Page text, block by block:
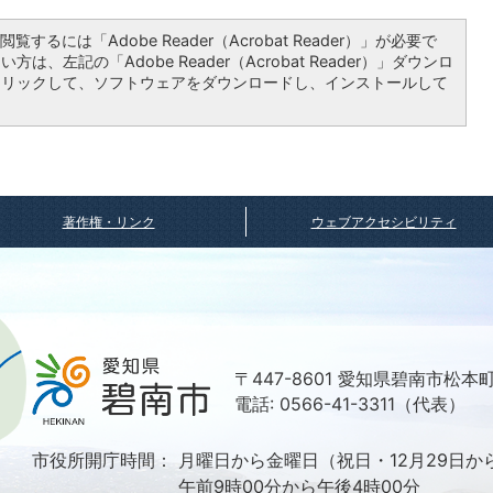
覧するには「Adobe Reader（Acrobat Reader）」が必要で
方は、左記の「Adobe Reader（Acrobat Reader）」ダウンロ
ックして、ソフトウェアをダウンロードし、インストールして
著作権・リンク ウェブアクセシビリティ
〒447-8601 愛知県碧南市松本
電話: 0566-41-3311（代表）
市役所開庁時間：
月曜日から金曜日（祝日・12月29日か
午前9時00分から午後4時00分